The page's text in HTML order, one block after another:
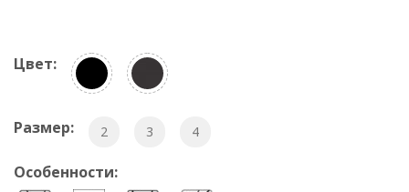
Цвет:
Размер: 2 3 4
Особенности: